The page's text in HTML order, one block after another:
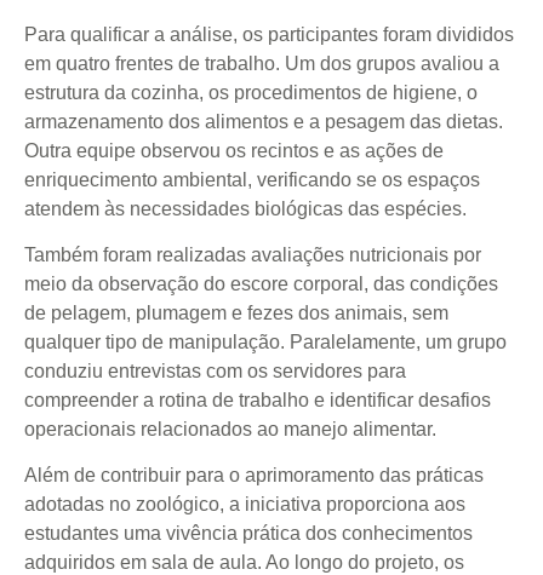
Para qualificar a análise, os participantes foram divididos
em quatro frentes de trabalho. Um dos grupos avaliou a
estrutura da cozinha, os procedimentos de higiene, o
armazenamento dos alimentos e a pesagem das dietas.
Outra equipe observou os recintos e as ações de
enriquecimento ambiental, verificando se os espaços
atendem às necessidades biológicas das espécies.
Também foram realizadas avaliações nutricionais por
meio da observação do escore corporal, das condições
de pelagem, plumagem e fezes dos animais, sem
qualquer tipo de manipulação. Paralelamente, um grupo
conduziu entrevistas com os servidores para
compreender a rotina de trabalho e identificar desafios
operacionais relacionados ao manejo alimentar.
Além de contribuir para o aprimoramento das práticas
adotadas no zoológico, a iniciativa proporciona aos
estudantes uma vivência prática dos conhecimentos
adquiridos em sala de aula. Ao longo do projeto, os